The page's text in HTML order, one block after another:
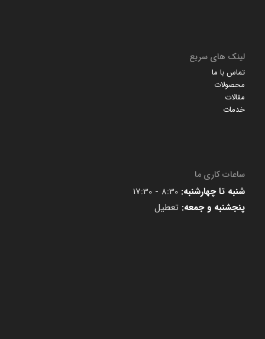
لینک های سریع
تماس با ما
محصولات
مقالات
خدمات
ساعات کاری ما
شنبه تا چهارشنبه: 8:30 - 17:30
پنجشنبه و جمعه: تعطیل